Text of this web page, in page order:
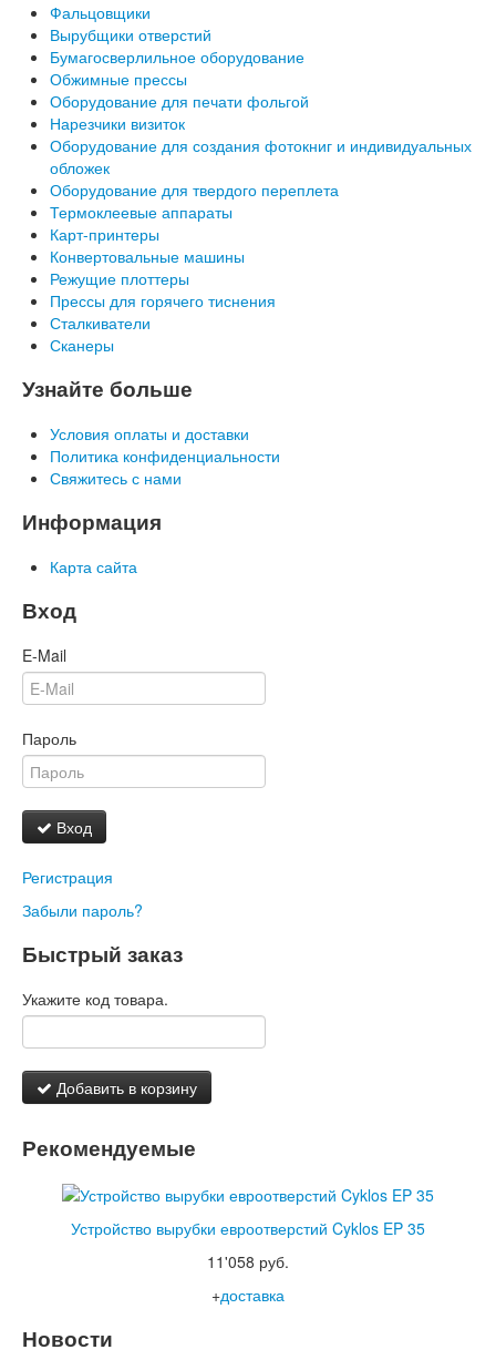
Фальцовщики
Вырубщики отверстий
Бумагосверлильное оборудование
Обжимные прессы
Оборудование для печати фольгой
Нарезчики визиток
Оборудование для создания фотокниг и индивидуальных
обложек
Оборудование для твердого переплета
Термоклеевые аппараты
Карт-принтеры
Конвертовальные машины
Режущие плоттеры
Прессы для горячего тиснения
Сталкиватели
Сканеры
Узнайте больше
Условия оплаты и доставки
Политика конфиденциальности
Свяжитесь с нами
Информация
Карта сайта
Вход
E-Mail
Пароль
Вход
Регистрация
Забыли пароль?
Быстрый заказ
Укажите код товара.
Добавить в корзину
Рекомендуемые
Устройство вырубки евроотверстий Cyklos EP 35
11'058 руб.
+доставка
Новости